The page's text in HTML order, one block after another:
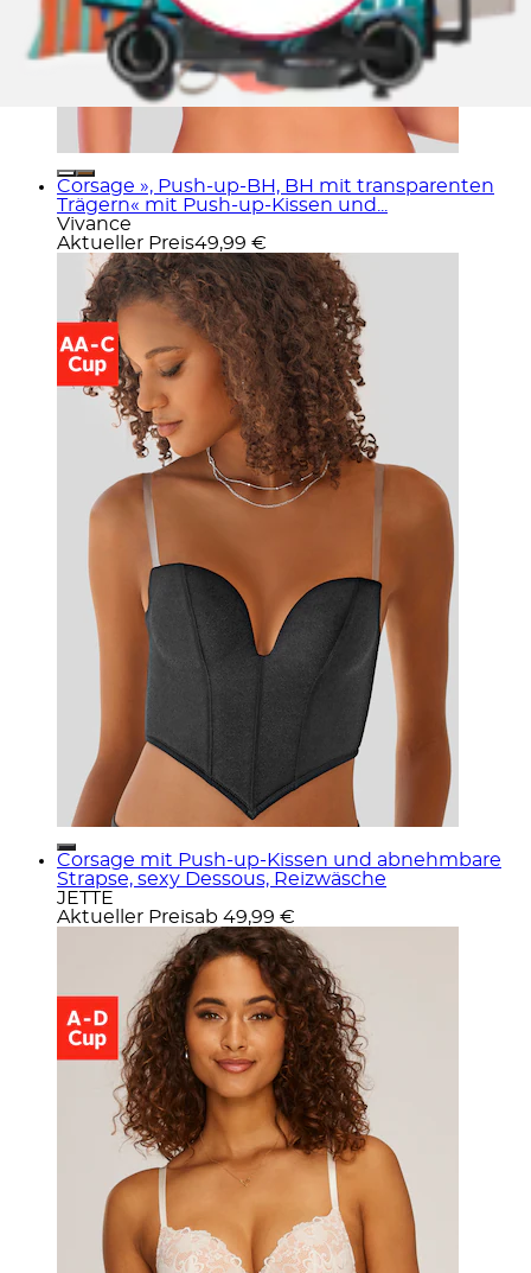
Corsage », Push-up-BH, BH mit transparenten
Trägern« mit Push-up-Kissen und...
Vivance
Aktueller Preis49,99 €
Corsage mit Push-up-Kissen und abnehmbare
Strapse, sexy Dessous, Reizwäsche
JETTE
Aktueller Preisab 49,99 €